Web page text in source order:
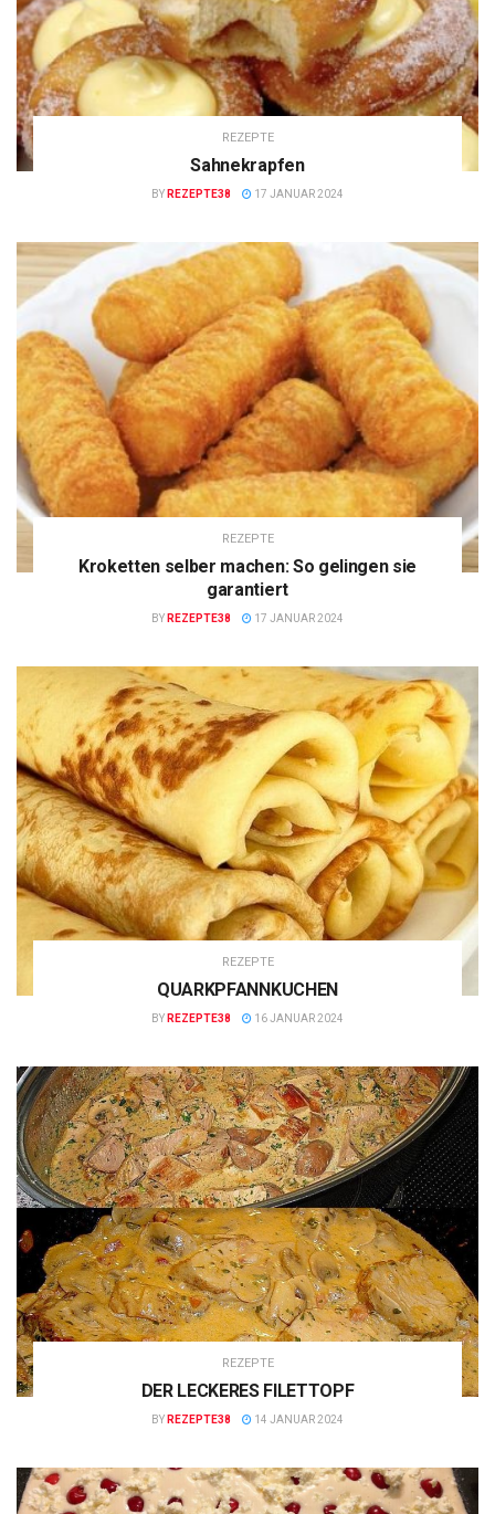
REZEPTE
Sahnekrapfen
BY REZEPTE38 17 JANUAR 2024
REZEPTE
Kroketten selber machen: So gelingen sie
garantiert
BY REZEPTE38 17 JANUAR 2024
REZEPTE
QUARKPFANNKUCHEN
BY REZEPTE38 16 JANUAR 2024
REZEPTE
DER LECKERES FILETTOPF
BY REZEPTE38 14 JANUAR 2024